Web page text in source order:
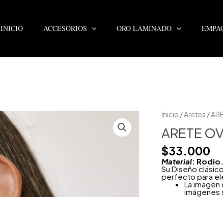
INICIO
ACCESORIOS ORO LAMINADO
Inicio /Aretes /
ARETE
$33.000
Material: Rodio.
Su Diseño
perfecto para
La
imágenes
ARETE
OVAL
SILVER
cantidad